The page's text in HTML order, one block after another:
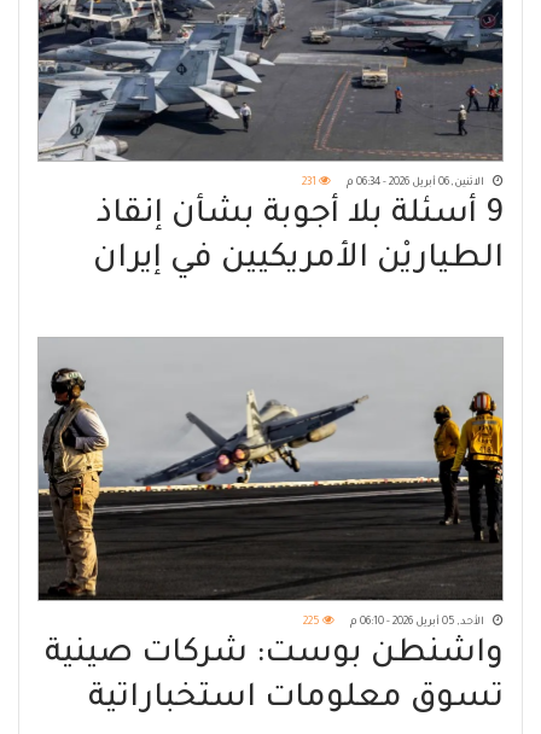
الاثنين, 06 أبريل 2026 - 06:34 م 231
9 أسئلة بلا أجوبة بشأن إنقاذ
الطياريْن الأمريكيين في إيران
الأحد, 05 أبريل 2026 - 06:10 م 225
واشنطن بوست: شركات صينية
تسوق معلومات استخباراتية